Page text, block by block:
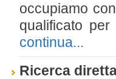
occupiamo
qualificato
continua...
Ricerca